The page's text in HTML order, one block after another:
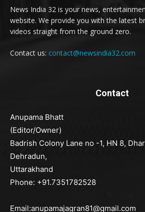
News India 32 is your news,
website. We provide you with the latest
videos straight from the ground zero.
Contact us: contact@newsindia32.com
Contact
Anupama Bhatt
(Editor/Owner)
Badrish Colony Lane no -1, HN 8,
Dehradun,
Uttarakhand
Phone: +91.7351782528
Email:anupamajagran81@gmail.com